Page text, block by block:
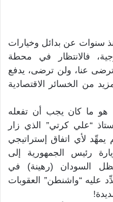
سنوات عن بدائل وخيارات
فالانتظار في محطة
عنا، ولن ترضى، يدفع
من الخسائر الاقتصادية
هو ما كان يجب أن تفعله
“علي كرتي” الذي زار
لأي اتفاق إستراتيجي
رئيس الجمهورية إلى
السودان (رهينة) في
عليه “واشنطن” العقوبات